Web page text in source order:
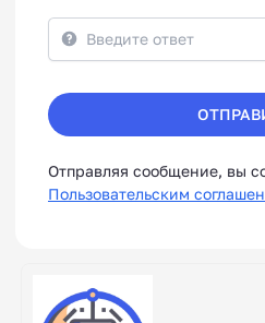
Отправляя сообщение, вы
Пользовательским